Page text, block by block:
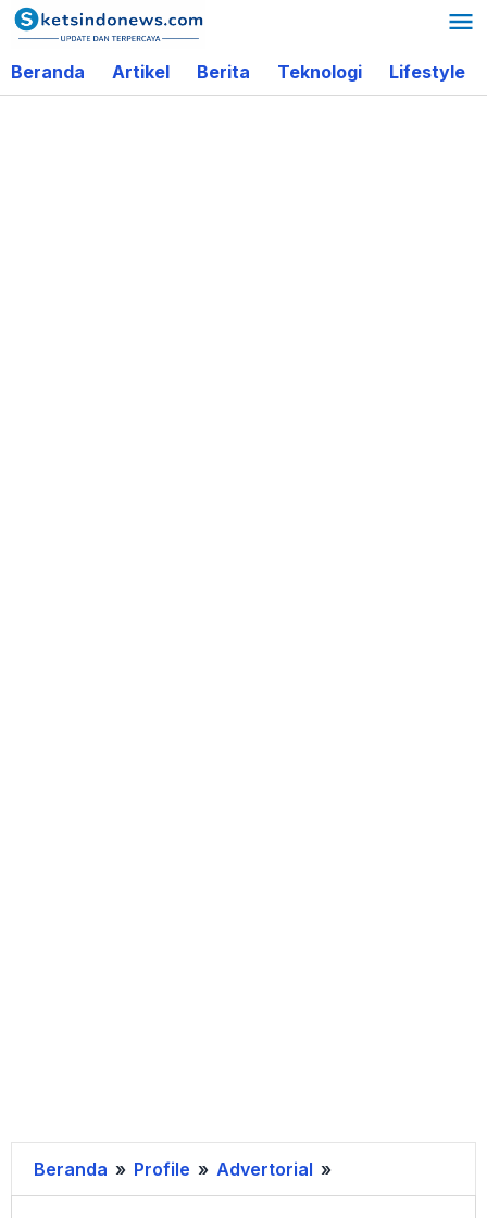
Lewati
ke
konten
Beranda Artikel Berita Teknologi Lifestyle
Beranda » Profile » Advertorial »
Pamekasan